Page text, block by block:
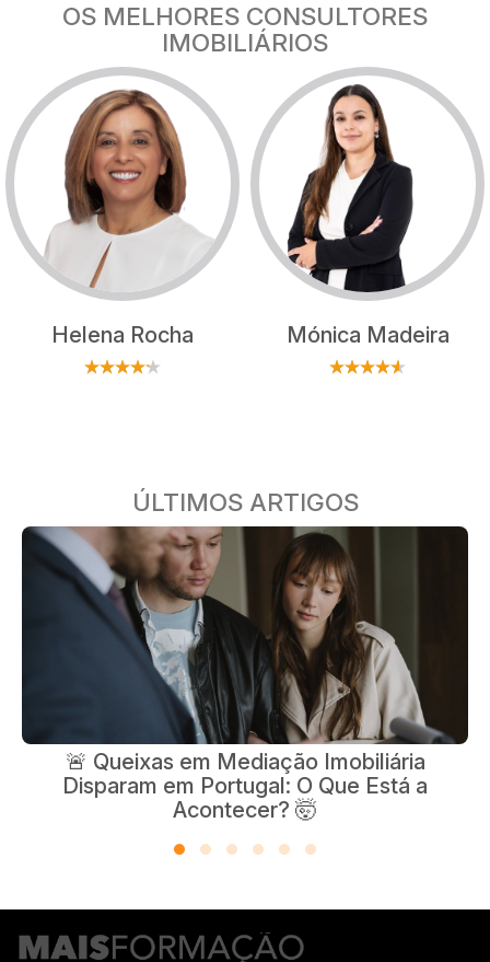
OS MELHORES CONSULTORES
IMOBILIÁRIOS
Helena Rocha Mónica Madeira
ÚLTIMOS ARTIGOS
🚨 Queixas em Mediação Imobiliária
Disparam em Portugal: O Que Está a
Acontecer? 🤯